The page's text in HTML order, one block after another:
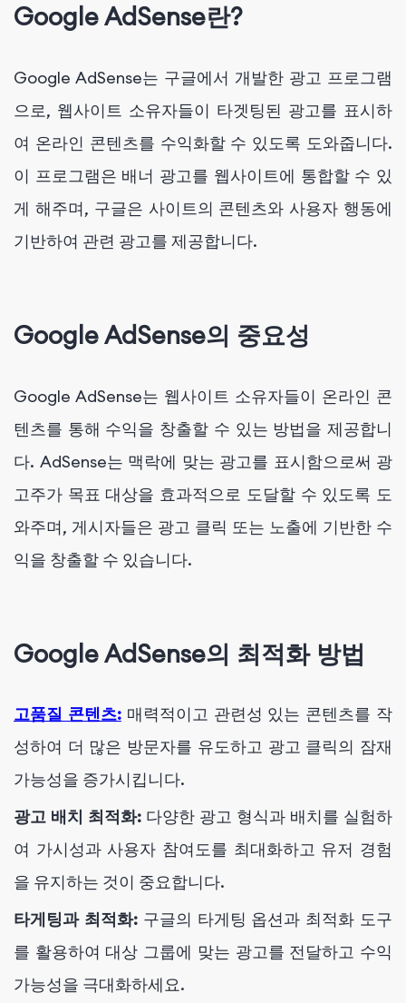
Google AdSense란?
Google AdSense는 구글에서 개발한 광고 프로그램
으로, 웹사이트 소유자들이 타겟팅된 광고를 표시하
여 온라인 콘텐츠를 수익화할 수 있도록 도와줍니다.
이 프로그램은 배너 광고를 웹사이트에 통합할 수 있
게 해주며, 구글은 사이트의 콘텐츠와 사용자 행동에
기반하여 관련 광고를 제공합니다.
Google AdSense의 중요성
Google AdSense는 웹사이트 소유자들이 온라인 콘
텐츠를 통해 수익을 창출할 수 있는 방법을 제공합니
다. AdSense는 맥락에 맞는 광고를 표시함으로써 광
고주가 목표 대상을 효과적으로 도달할 수 있도록 도
와주며, 게시자들은 광고 클릭 또는 노출에 기반한 수
익을 창출할 수 있습니다.
Google AdSense의 최적화 방법
고품질 콘텐츠: 매력적이고 관련성 있는 콘텐츠를 작
성하여 더 많은 방문자를 유도하고 광고 클릭의 잠재
가능성을 증가시킵니다.
광고 배치 최적화: 다양한 광고 형식과 배치를 실험하
여 가시성과 사용자 참여도를 최대화하고 유저 경험
을 유지하는 것이 중요합니다.
타게팅과 최적화: 구글의 타게팅 옵션과 최적화 도구
를 활용하여 대상 그룹에 맞는 광고를 전달하고 수익
가능성을 극대화하세요.